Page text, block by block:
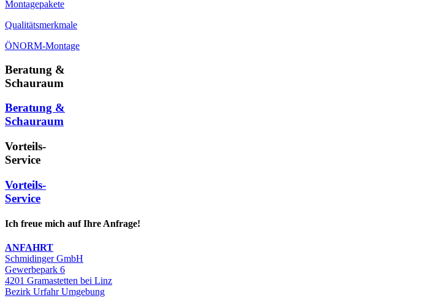
Montagepakete
Qualitätsmerkmale
ÖNORM-Montage
Beratung &
Schauraum
Beratung &
Schauraum
Vorteils-
Service
Vorteils-
Service
Ich freue mich auf Ihre Anfrage!
ANFAHRT
Schmidinger GmbH
Gewerbepark 6
4201 Gramastetten bei Linz
Bezirk Urfahr Umgebung